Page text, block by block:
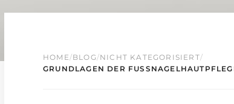
HOME/BLOG/NICHT KATEGORISIERT/
GRUNDLAGEN DER